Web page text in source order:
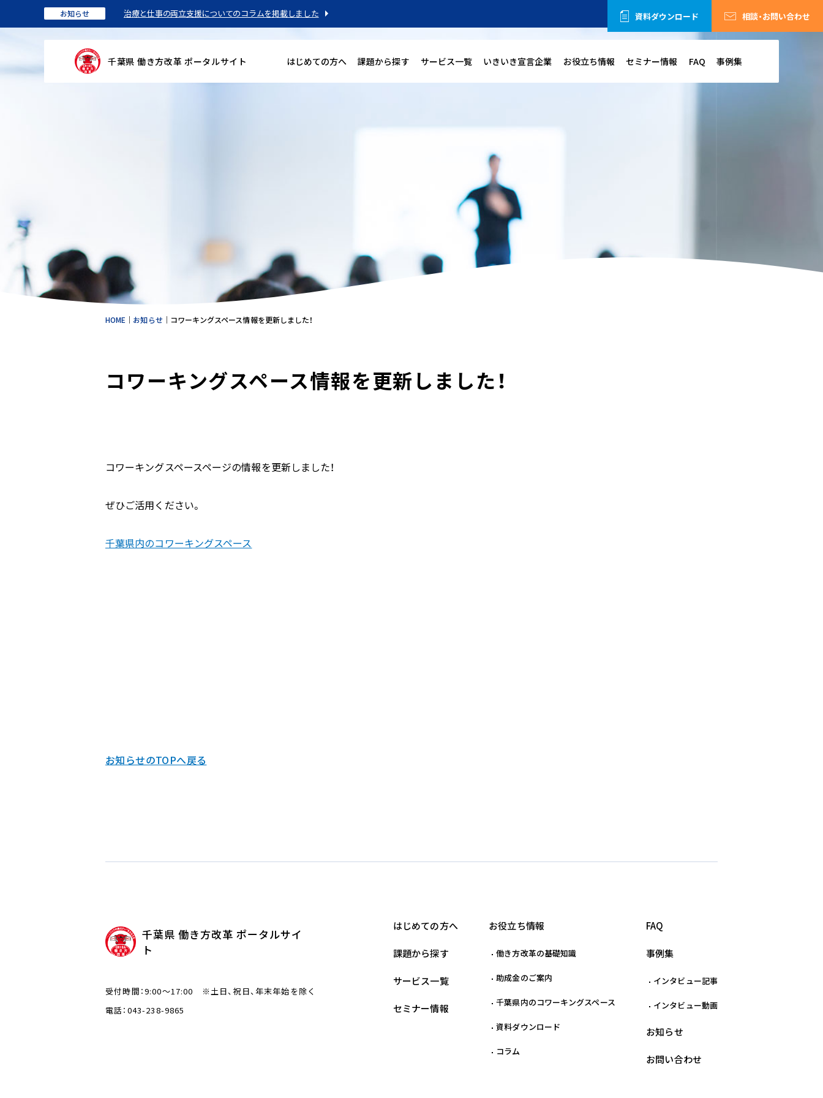
お知らせ 治療と仕事の両立支援についてのコラムを掲載しました 資料ダウンロード 相談・お問い合わせ
千葉県 働き方改革 ポータルサイト はじめての方へ 課題から探す サービス一覧 いきいき宣言企業 お役立ち情報 セミナー情報 FAQ 事例集
HOME ｜ お知らせ｜ コワーキングスペース情報を更新しました！
コワーキングスペース情報を更新しました！
コワーキングスペースページの情報を更新しました！
ぜひご活用ください。
千葉県内のコワーキングスペース
お知らせのTOPへ戻る
千葉県 働き方改革 ポータルサイ
ト
受付時間：9:00～17:00 ※土日、祝日、年末年始を除く
電話：043-238-9865
はじめての方へ
課題から探す
サービス一覧
セミナー情報
お役立ち情報
働き方改革の基礎知識
助成金のご案内
千葉県内のコワーキングスペース
資料ダウンロード
コラム
FAQ
事例集
インタビュー記事
インタビュー動画
お知らせ
お問い合わせ